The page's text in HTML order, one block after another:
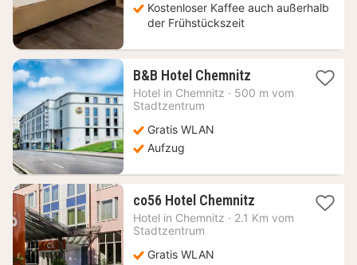
Kostenloser Kaffee auch außerhalb
der Frühstückszeit
B&B Hotel Chemnitz1
Nacht
Hotel in Chemnitz · 500 m vom
Stadtzentrum
Gratis WLAN
Aufzug
co56 Hotel Chemnitz1
Nacht
Hotel in Chemnitz · 2.1 Km vom
Stadtzentrum
Gratis WLAN